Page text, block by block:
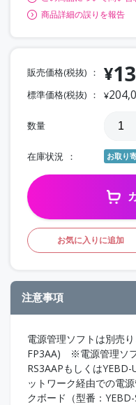
商品詳細の誤りを報告
販売価格(税抜) ¥
標準価格(税抜) ¥
数量
在庫状況 お取り
お気に入りに追加
注意事項
電源管理ソフトは別売
FP3AA) ※電源管理ソ
RS3AAPもしくは
ットワーク経由での電
クボード（型番：